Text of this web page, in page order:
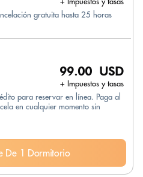
gratuita hasta 25 horas
99.00 USD
+ Impuestos y tasas
para reservar en línea. Paga al
en cualquier momento sin
De 1 Dormitorio